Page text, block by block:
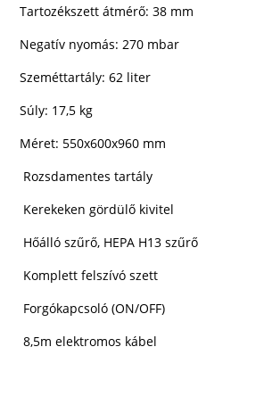
Tartozékszett átmérő: 38 mm
Negatív nyomás: 270 mbar
Szeméttartály: 62 liter
Súly: 17,5 kg
Méret: 550x600x960 mm
Rozsdamentes tartály
Kerekeken gördülő kivitel
Hőálló szűrő, HEPA H13 szűrő
Komplett felszívó szett
Forgókapcsoló (ON/OFF)
8,5m elektromos kábel